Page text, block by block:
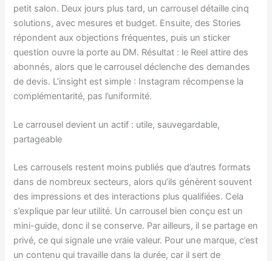
petit salon. Deux jours plus tard, un carrousel détaille cinq
solutions, avec mesures et budget. Ensuite, des Stories
répondent aux objections fréquentes, puis un sticker
question ouvre la porte au DM. Résultat : le Reel attire des
abonnés, alors que le carrousel déclenche des demandes
de devis. L’insight est simple : Instagram récompense la
complémentarité, pas l’uniformité.
Le carrousel devient un actif : utile, sauvegardable,
partageable
Les carrousels restent moins publiés que d’autres formats
dans de nombreux secteurs, alors qu’ils génèrent souvent
des impressions et des interactions plus qualifiées. Cela
s’explique par leur utilité. Un carrousel bien conçu est un
mini-guide, donc il se conserve. Par ailleurs, il se partage en
privé, ce qui signale une vraie valeur. Pour une marque, c’est
un contenu qui travaille dans la durée, car il sert de